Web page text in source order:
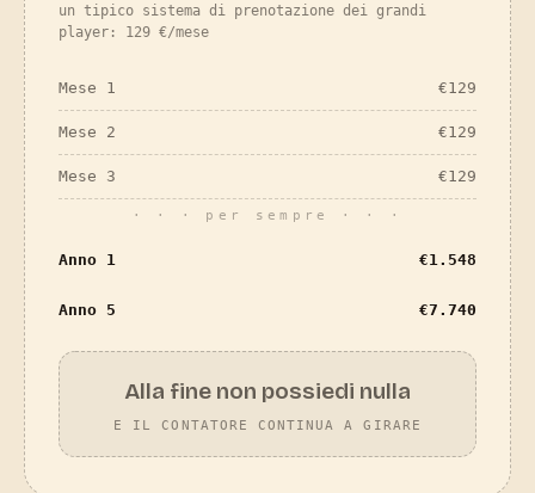
un tipico sistema di prenotazione dei grandi
player: 129 €/mese
Mese 1 €129
Mese 2 €129
Mese 3 €129
· · · per sempre · · ·
Anno 1 €1.548
Anno 5 €7.740
Alla fine non possiedi nulla
E IL CONTATORE CONTINUA A GIRARE